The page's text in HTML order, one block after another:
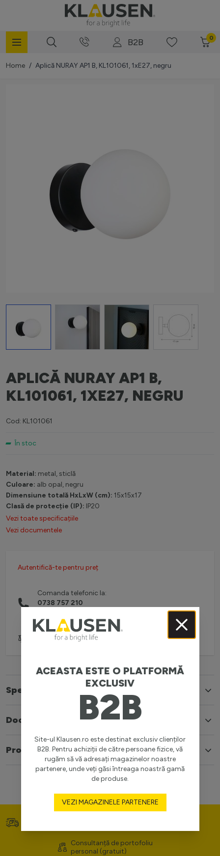
B2B 0
Home / Aplică NURAY AP1 B, KL101061, 1xE27, negru
View larger imageView larger image
APLICĂ NURAY AP1 B,
KL101061, 1XE27, NEGRU
Cod: KL101061
În stoc
Material: metal, sticlă
Culoare: alb opal, negru
Dimensiune totală HxLxW (cm): 15x15x17
Clasă de protecție (IP): IP20
Vezi toate specificațiile
Vezi documentele
Autentifică-te pentru preț
Comanda telefonic la:
0738 757 210
Adaugă pentru comparare
Specificatii
Documente
Produse similare
ACEASTA ESTE O PLATFORMĂ
EXCLUSIV
B2B
Site-ul Klausen.ro este destinat exclusiv clienților
B2B. Pentru achiziții de către persoane fizice, vă
rugăm să vă adresați magazinelor noastre
partenere, unde veți găsi întreaga noastră gamă
de produse.
VEZI MAGAZINELE PARTENERE
Consultanță de portofoliu
personal (gratuit)